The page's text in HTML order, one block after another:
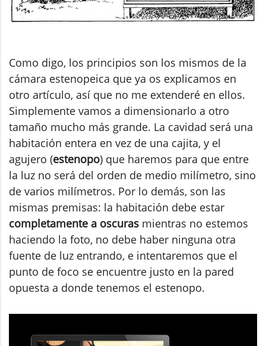
Como digo, los principios son los mismos de la
cámara estenopeica que ya os explicamos en
otro artículo, así que no me extenderé en ellos.
Simplemente vamos a dimensionarlo a otro
tamaño mucho más grande. La cavidad será una
habitación entera en vez de una cajita, y el
agujero (estenopo) que haremos para que entre
la luz no será del orden de medio milímetro, sino
de varios milímetros. Por lo demás, son las
mismas premisas: la habitación debe estar
completamente a oscuras mientras no estemos
haciendo la foto, no debe haber ninguna otra
fuente de luz entrando, e intentaremos que el
punto de foco se encuentre justo en la pared
opuesta a donde tenemos el estenopo.